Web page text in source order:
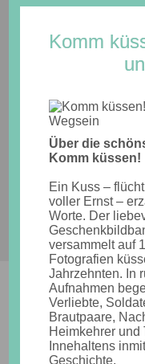
Photodarium
14. August 2019
Komm
Über die
Komm küssen!
Ein Kuss –
voller Ernst –
Worte. Der
versammelt auf
Fotografien
Jahrzehnten. In
Aufnahmen
Verliebte,
Brautpaare,
Heimkehrer und
Innehaltens
Geschichte.